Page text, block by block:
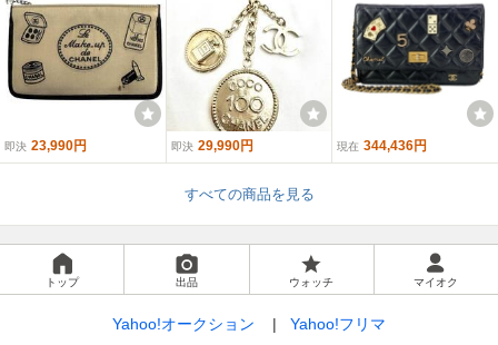
即決 23,990円 即決 29,990円 現在 344,436円
すべての商品を見る
トップ 出品 ウォッチ マイオク
Yahoo!オークション Yahoo!フリマ